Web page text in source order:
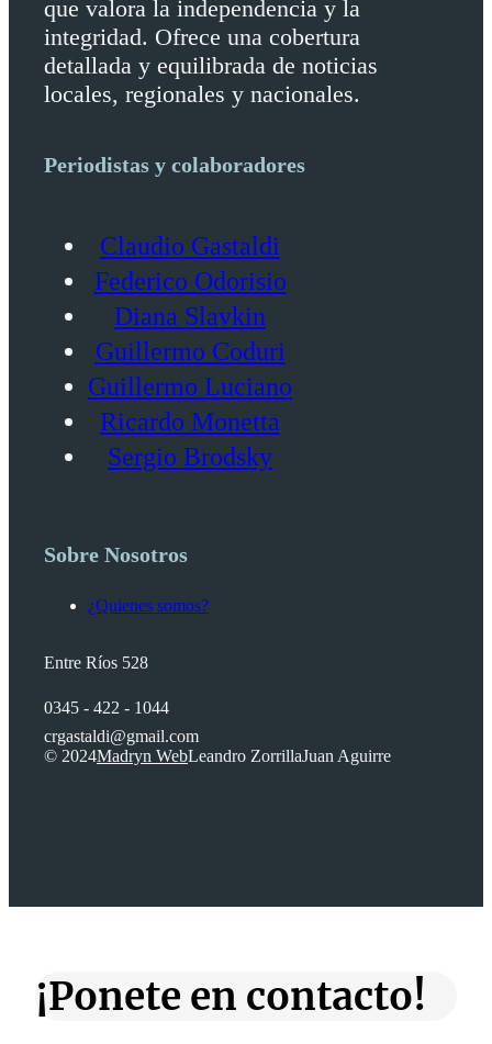
que valora la independencia y la
integridad. Ofrece una cobertura
detallada y equilibrada de noticias
locales, regionales y nacionales.
Periodistas y colaboradores
Claudio Gastaldi
Federico Odorisio
Diana Slavkin
Guillermo Coduri
Guillermo Luciano
Ricardo Monetta
Sergio Brodsky
Sobre Nosotros
¿Quienes somos?
Entre Ríos 528
0345 - 422 - 1044
crgastaldi@gmail.com
© 2024Madryn WebLeandro ZorrillaJuan Aguirre
¡Ponete en contacto!